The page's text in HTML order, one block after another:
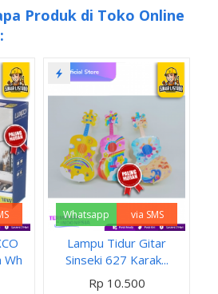
Produk di Toko Online
Wh
Whatsapp via SMS
Lampu Tidur Gitar
Sinseki 627 Karak...
Rp 10.500